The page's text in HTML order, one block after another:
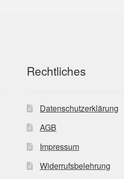
Rechtliches
Datenschutzerklärung
AGB
Impressum
Widerrufsbelehrung